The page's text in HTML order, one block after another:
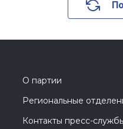
О партии
Региональные
Контакты пресс-